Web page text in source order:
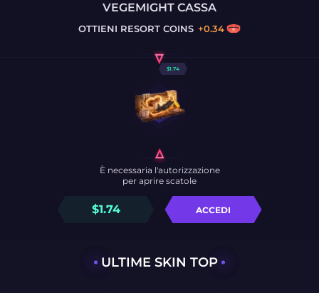
VEGEMIGHT CASSA
OTTIENI RESORT COINS +0.34
$1.74
$1.74 ACCEDI
È necessaria l'autorizzazione
per aprire scatole
ULTIME SKIN TOP